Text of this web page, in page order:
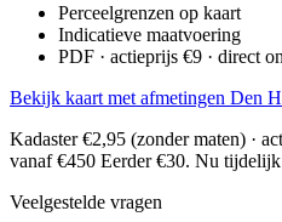
Perceelgrenzen op kaart
Indicatieve maatvoering
PDF · actieprijs €9 · direct
Bekijk kaart met afmetingen Den
Kadaster €2,95 (zonder maten) ·
vanaf €450 Eerder €30. Nu
Veelgestelde vragen